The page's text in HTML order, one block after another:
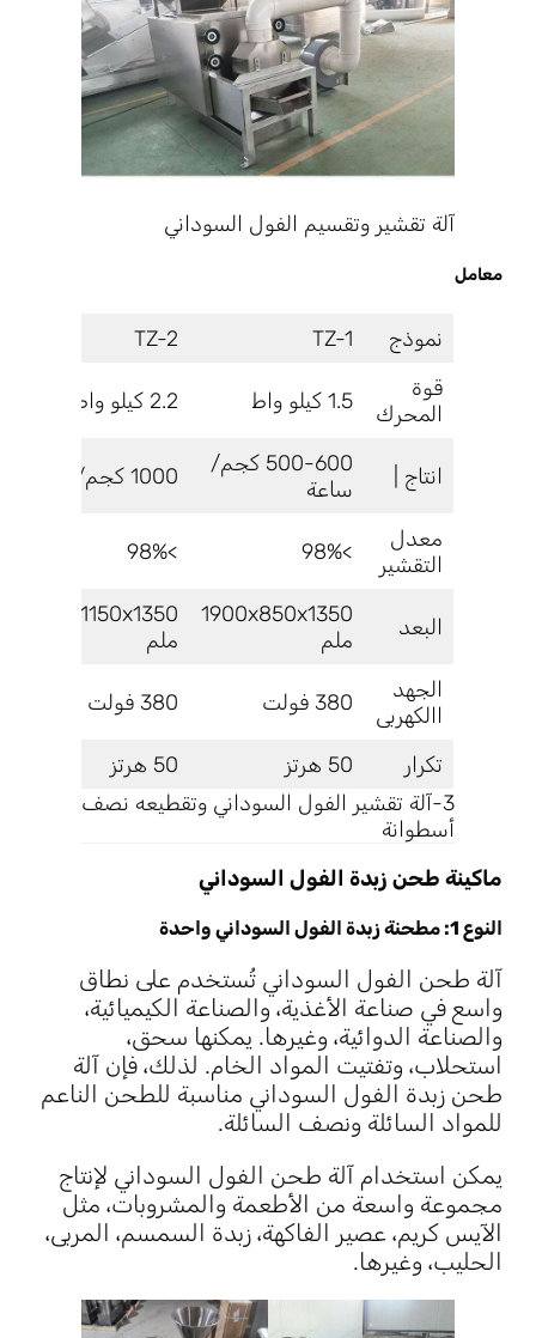
آلة تقشير وتقسيم الفول السوداني
معامل
نموذج TZ-1
TZ-2
قوة
المحرك
1.5 كيلو واط 2.2 كيلو واط
انتاج |
500-600 كجم/
ساعة
1000 كجم/ساعة
معدل
التقشير
>98%
>98%
البعد
1900x850x1350
ملم
1900x1150x1350
ملم
الجهد
االكهربى
380 فولت 380 فولت
تكرار 50 هرتز
50 هرتز
3-آلة تقشير الفول السوداني وتقطيعه نصف
أسطوانة
ماكينة طحن زبدة الفول السوداني
النوع 1: مطحنة زبدة الفول السوداني واحدة
آلة طحن الفول السوداني تُستخدم على نطاق
واسع في صناعة الأغذية، والصناعة الكيميائية،
والصناعة الدوائية، وغيرها. يمكنها سحق،
استحلاب، وتفتيت المواد الخام. لذلك، فإن آلة
طحن زبدة الفول السوداني مناسبة للطحن الناعم
للمواد السائلة ونصف السائلة.
يمكن استخدام آلة طحن الفول السوداني لإنتاج
مجموعة واسعة من الأطعمة والمشروبات، مثل
الآيس كريم، عصير الفاكهة، زبدة السمسم، المربى،
الحليب، وغيرها.